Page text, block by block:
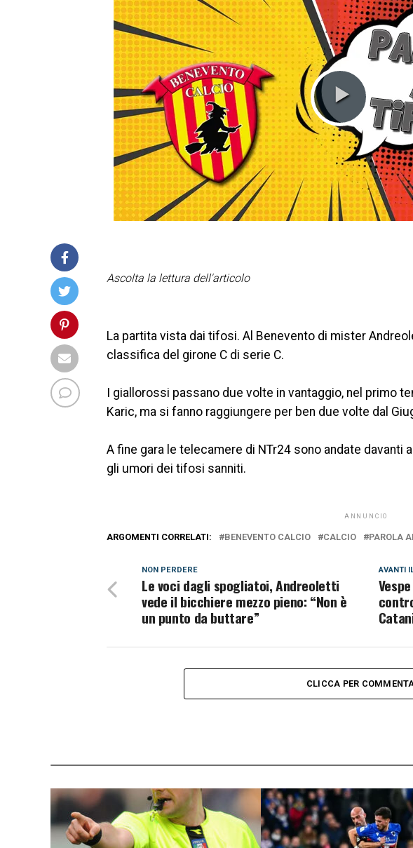
Ascolta la lettura dell'articolo
La partita vista dai tifosi. Al Benevento di mister
classifica del girone C di serie C.
I giallorossi passano due volte in vantaggio, nel primo
Karic, ma si fanno raggiungere per ben due volte dal
A fine gara le telecamere di NTr24 sono andate davanti
gli umori dei tifosi sanniti.
ANNUNCIO
ARGOMENTI CORRELATI: BENEVENTO CALCIO CALCIO PAROLA
AVANTI
NON PERDERE
Le voci dagli spogliatoi, Andreoletti
vede il bicchiere mezzo pieno: “Non è
un punto da buttare”
CLICCA PER